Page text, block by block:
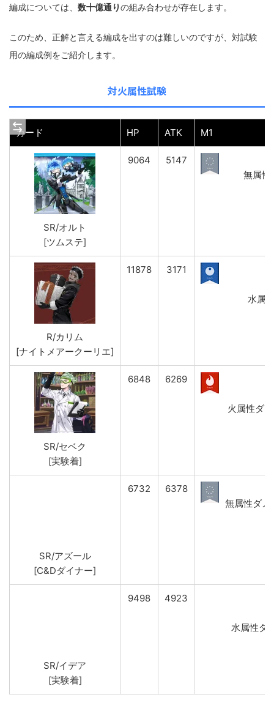
編成については、 数十億通りの組み合わせが存在します。
このため、正解と言える編成を出すのは難しいのですが、対試験
用の編成例をご紹介します。
対火属性試験
カード HP ATK M1
SR/オルト
[ツムステ]
9064
5147
無属性
R/カリム
[ナイトメアークーリエ]
11878 3171
水属
SR/セベク
[実験着]
6848 6269
火属性ダ
SR/アズール
[C&Dダイナー]
6732
6378
無属性ダ
SR/イデア
[実験着]
9498 4923
水属性ダ